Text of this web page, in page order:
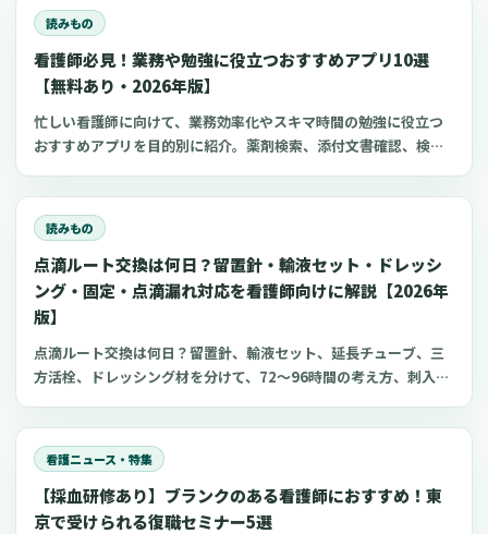
を避けるポイント、ワクチン接種時の手順までわかりやすく解説
します。
読みもの
看護師必見！業務や勉強に役立つおすすめアプリ10選
【無料あり・2026年版】
忙しい看護師に向けて、業務効率化やスキマ時間の勉強に役立つ
おすすめアプリを目的別に紹介。薬剤検索、添付文書確認、検査
心電図学習、シフト管理など、現場や復職準備で使いやすいアプ
リをまとめました。
読みもの
点滴ルート交換は何日？留置針・輸液セット・ドレッシ
ング・固定・点滴漏れ対応を看護師向けに解説【2026年
版】
点滴ルート交換は何日？留置針、輸液セット、延長チューブ、三
方活栓、ドレッシング材を分けて、72〜96時間の考え方、刺入部
看護ニュース・特集
【採血研修あり】ブランクのある看護師におすすめ！東
京で受けられる復職セミナー5選